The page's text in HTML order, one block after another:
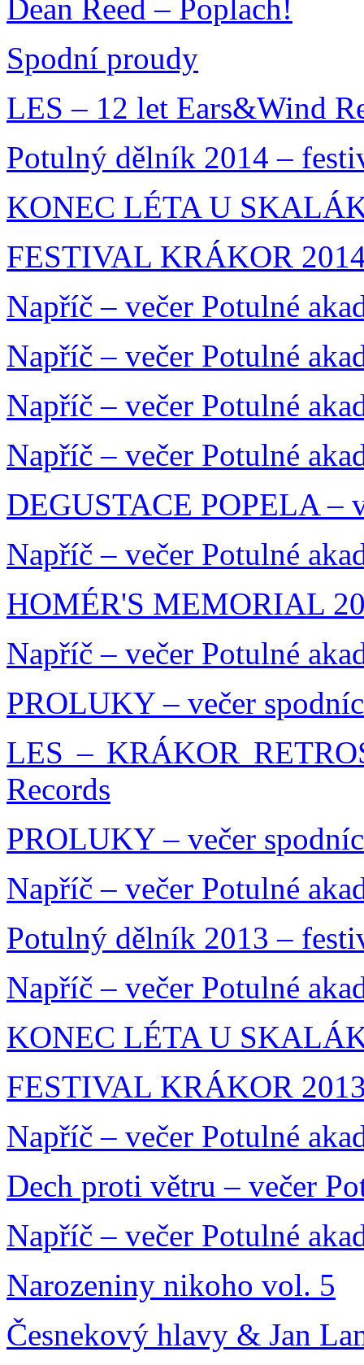
Dean Reed – Poplach!
Spodní proudy
LES – 12 let Ears&Wind
Potulný dělník 2014 –
KONEC LÉTA U
FESTIVAL KRÁKOR
Napříč – večer Potulné
Napříč – večer Potulné
Napříč – večer Potulné
Napříč – večer Potulné
DEGUSTACE POPELA –
Napříč – večer Potulné
HOMÉR'S MEMORIAL
Napříč – večer Potulné
PROLUKY – večer
LES – KRÁKOR
Records
PROLUKY – večer
Napříč – večer Potulné
Potulný dělník 2013 –
Napříč – večer Potulné
KONEC LÉTA U
FESTIVAL KRÁKOR
Napříč – večer Potulné
Dech proti větru – večer
Napříč – večer Potulné
Narozeniny nikoho vol. 5
Česnekový hlavy & Jan